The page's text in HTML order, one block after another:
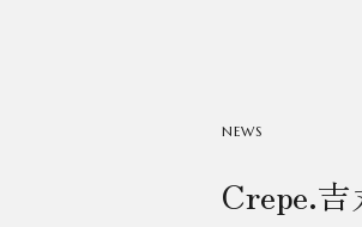
NEWS
Crepe.